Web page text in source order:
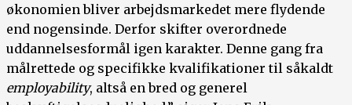
økonomien bliver arbejdsmarkedet mere flydende
end nogensinde. Derfor skifter overordnede
uddannelsesformål igen karakter. Denne gang fra
målrettede og specifikke kvalifikationer til såkaldt
employability, altså en bred og generel